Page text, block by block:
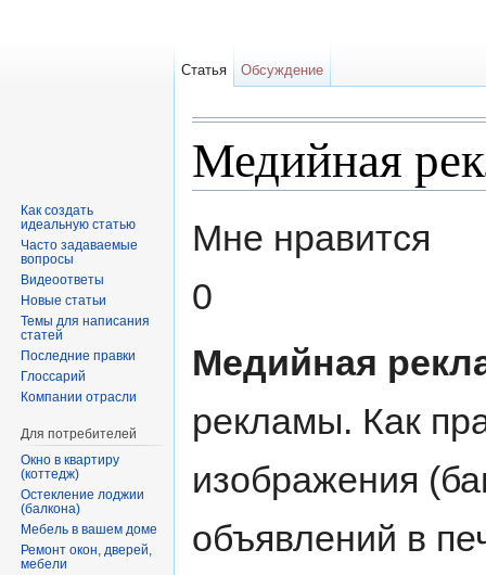
Медийная
Мне нравится
0
Медийная
рекламы. Как
изображения
объявлений в
Статья Обсуждение
Как создать
идеальную статью
Часто задаваемые
вопросы
Видеоответы
Новые статьи
Темы для написания
статей
Последние правки
Глоссарий
Компании отрасли
Для потребителей
Окно в квартиру
(коттедж)
Остекление лоджии
(балкона)
Мебель в вашем доме
Ремонт окон, дверей,
мебели